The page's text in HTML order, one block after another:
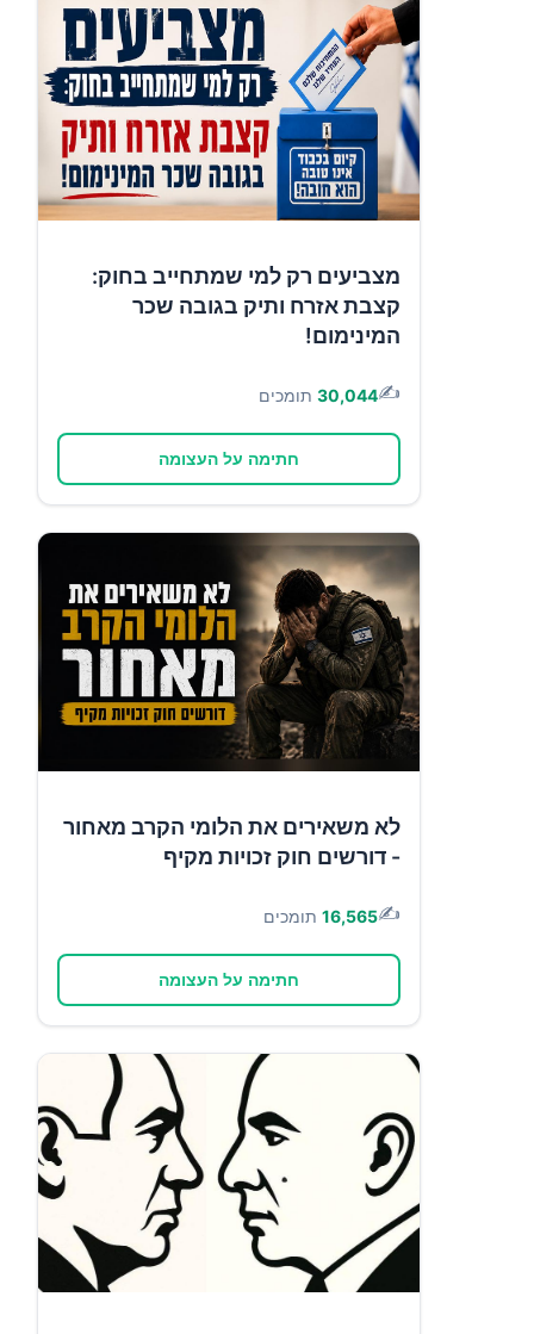
מצביעים רק למי שמתחייב בחוק:
קצבת אזרח ותיק בגובה שכר
המינימום!
✍️
30,044 תומכים
חתימה על העצומה
לא משאירים את הלומי הקרב מאחור
- דורשים חוק זכויות מקיף
✍️
16,565 תומכים
חתימה על העצומה